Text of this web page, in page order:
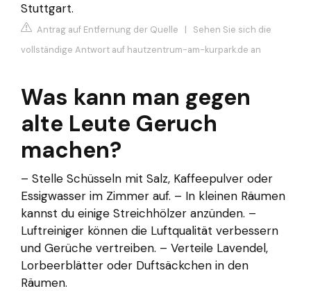
Stuttgart.
Antrag auf Entfernung der Quelle | Sehen Sie sich die
vollständige Antwort auf hautzentrum-am-kurpark.de an
Was kann man gegen
alte Leute Geruch
machen?
– Stelle Schüsseln mit Salz, Kaffeepulver oder
Essigwasser im Zimmer auf. – In kleinen Räumen
kannst du einige Streichhölzer anzünden. –
Luftreiniger können die Luftqualität verbessern
und Gerüche vertreiben. – Verteile Lavendel,
Lorbeerblätter oder Duftsäckchen in den
Räumen.